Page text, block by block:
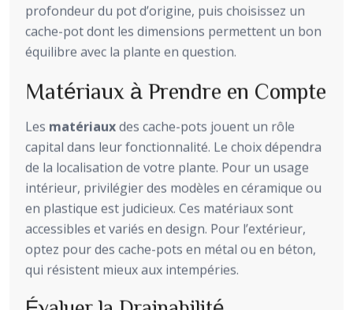
profondeur du pot d’origine, puis choisissez un
cache-pot dont les dimensions permettent un bon
équilibre avec la plante en question.
Matériaux à Prendre en Compte
Les matériauxdes cache-pots jouent un rôle
capital dans leur fonctionnalité. Le choix dépendra
de la localisation de votre plante. Pour un usage
intérieur, privilégier des modèles en céramique ou
en plastique est judicieux. Ces matériaux sont
accessibles et variés en design. Pour l’extérieur,
optez pour des cache-pots en métal ou en béton,
qui résistent mieux aux intempéries.